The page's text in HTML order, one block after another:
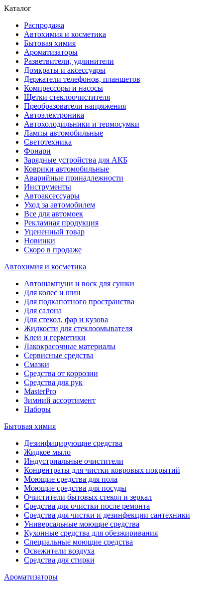
Каталог
Распродажа
Автохимия и косметика
Бытовая химия
Ароматизаторы
Разветвители, удлинители
Домкраты и аксессуары
Держатели телефонов, планшетов
Компрессоры и насосы
Щетки стеклоочистителя
Преобразователи напряжения
Автоэлектроника
Автохолодильники и термосумки
Лампы автомобильные
Светотехника
Фонари
Зарядные устройства для АКБ
Коврики автомобильные
Аварийные принадлежности
Инструменты
Автоаксессуары
Уход за автомобилем
Все для автомоек
Рекламная продукция
Уцененный товар
Новинки
Скоро в продаже
Автохимия и косметика
Автошампуни и воск для сушки
Для колес и шин
Для подкапотного пространства
Для салона
Для стекол, фар и кузова
Жидкости для стеклоомывателя
Клеи и герметики
Лакокрасочные материалы
Сервисные средства
Смазки
Средства от коррозии
Средства для рук
MasterPro
Зимний ассортимент
Наборы
Бытовая химия
Дезинфицирующие средства
Жидкое мыло
Индустриальные очистители
Концентраты для чистки ковровых покрытий
Моющие средства для пола
Моющие средства для посуды
Очистители бытовых стекол и зеркал
Средства для очистки после ремонта
Средства для чистки и дезинфекции сантехники
Универсальные моющие средства
Кухонные средства для обезжиривания
Специальные моющие средства
Освежители воздуха
Средства для стирки
Ароматизаторы